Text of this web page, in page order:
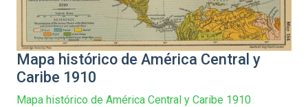
Mapa histórico de América Central y
Caribe 1910
Mapa histórico de América Central y Caribe 1910